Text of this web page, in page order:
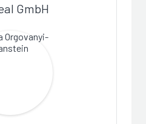
GmbH